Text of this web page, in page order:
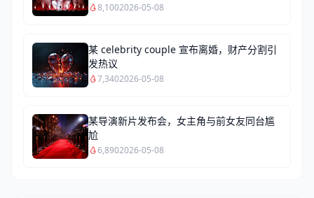
8,1002026-05-08
某 celebrity couple 宣布离婚，财产分割引
发热议
7,3402026-05-08
某导演新片发布会，女主角与前女友同台尴
尬
6,8902026-05-08